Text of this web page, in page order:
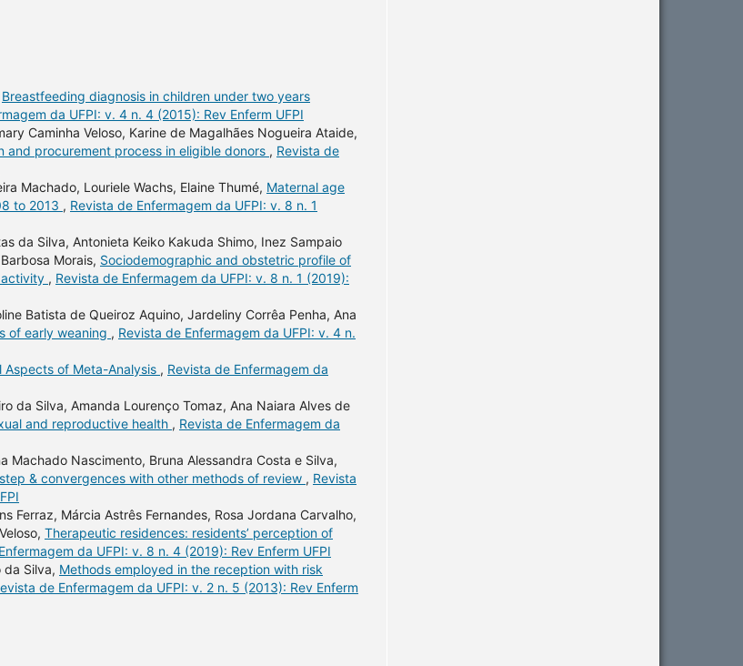
Breastfeeding diagnosis in children under two years
da UFPI: v. 4 n. 4 (2015): Rev Enferm UFPI
Caminha Veloso, Karine de Magalhães Nogueira Ataide,
and procurement process in eligible donors , Revista de
Machado, Louriele Wachs, Elaine Thumé, Maternal age
to 2013 , Revista de Enfermagem da UFPI: v. 8 n. 1
da Silva, Antonieta Keiko Kakuda Shimo, Inez Sampaio
Morais, Sociodemographic and obstetric profile of
, Revista de Enfermagem da UFPI: v. 8 n. 1 (2019):
Batista de Queiroz Aquino, Jardeliny Corrêa Penha, Ana
of early weaning , Revista de Enfermagem da UFPI: v. 4 n.
of Meta-Analysis , Revista de Enfermagem da
da Silva, Amanda Lourenço Tomaz, Ana Naiara Alves de
and reproductive health , Revista de Enfermagem da
Machado Nascimento, Bruna Alessandra Costa e Silva,
& convergences with other methods of review , Revista
Ferraz, Márcia Astrês Fernandes, Rosa Jordana Carvalho,
Therapeutic residences: residents’ perception of
da UFPI: v. 8 n. 4 (2019): Rev Enferm UFPI
da Silva, Methods employed in the reception with risk
de Enfermagem da UFPI: v. 2 n. 5 (2013): Rev Enferm